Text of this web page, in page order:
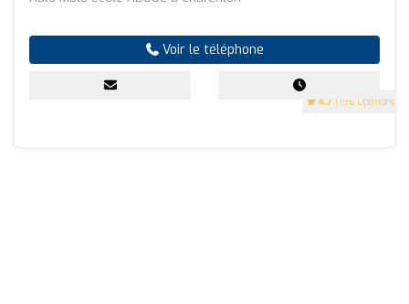
4.7 (196 Opinions)
Voir le téléphone